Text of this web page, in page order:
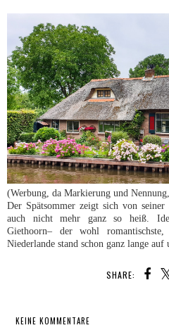
(Werbung, da Markierung und
Der Spätsommer zeigt sich von
auch nicht mehr ganz so heiß.
Giethoorn– der wohl
Niederlande stand schon ganz lange auf
SHARE:
KEINE KOMMENTARE